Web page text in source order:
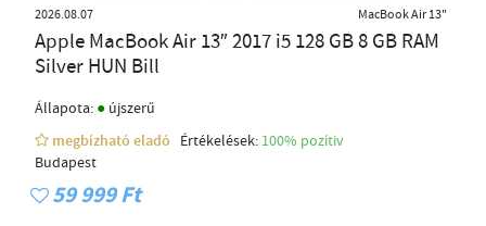
2026.08.07 MacBook Air 13"
Apple MacBook Air 13″ 2017 i5 128 GB 8 GB RAM
Silver HUN Bill
Állapota: ● újszerű
megbízható eladó
Értékelések: 100% pozítiv
Budapest
59 999 Ft